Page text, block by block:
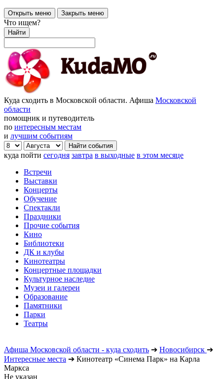
Открыть меню Закрыть меню
Что ищем?
Найти
Куда сходить в Московской области. Афиша Московской
области
помощник и путеводитель
по интересным местам
и лучшим событиям
куда пойти сегодня завтра в выходные в этом месяце
Встречи
Выставки
Концерты
Обучение
Спектакли
Праздники
Прочие события
Кино
Библиотеки
ДК и клубы
Кинотеатры
Концертные площадки
Культурное наследие
Музеи и галереи
Образование
Памятники
Парки
Театры
Афиша Московской области - куда сходить ➔ Новосибирск ➔
Интересные места ➔ Кинотеатр «Синема Парк» на Карла
Маркса
Не указан